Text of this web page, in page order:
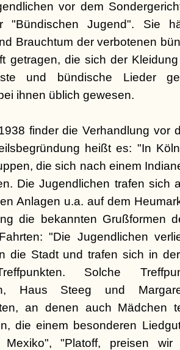
vor dem
"Bündischen Jugend". Sie
Brauchtum der verbotenen
getragen, die sich der
und bündische Lieder
ihnen üblich gewesen.
finder die Verhandlung vor
heißt es: "In
die sich nach einem
Die Jugendlichen trafen sich
Anlagen u.a. auf dem
die bekannten Grußformen
"Die Jugendlichen
die Stadt und trafen sich in
Solche
Haus Steeg und
an denen auch Mädchen
die einem besonderen
"Platoff, preisen